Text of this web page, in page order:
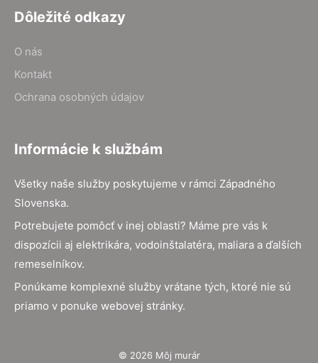
Dôležité odkazy
O nás
Kontakt
Ochrana osobných údajov
Informácie k službám
Všetky naše služby poskytujeme v rámci Západného
Slovenska.
Potrebujete pomôcť v inej oblasti? Máme pre vás k
dispozícii aj elektrikára, vodoinštalatéra, maliara a ďalších
remeselníkov.
Ponúkame komplexné služby vrátane tých, ktoré nie sú
priamo v ponuke webovej stránky.
© 2026 Môj murár